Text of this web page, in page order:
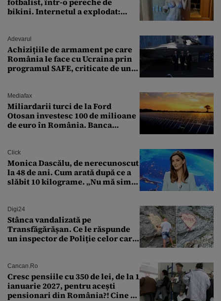
bikini. Internetul a explodat:
Adevarul
Achizițiile de armament pe care
România le face cu Ucraina prin
programul SAFE, criticate de un
Mediafax
Miliardarii turci de la Ford
Otosan investesc 100 de milioane
de euro în România. Banca
Click
Monica Dascălu, de nerecunoscut
la 48 de ani. Cum arată după ce a
slăbit 10 kilograme. „Nu mă simt
Digi24
Stânca vandalizată pe
Transfăgărășan. Ce le răspunde
un inspector de Poliție celor care
Cancan.ro
Cresc pensiile cu 350 de lei, de la 1
ianuarie 2027, pentru acești
pensionari din România?! Cine se